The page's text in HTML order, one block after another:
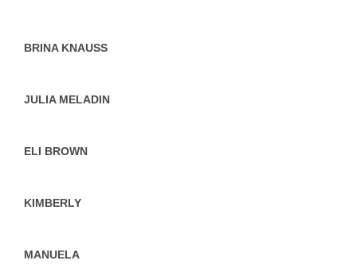
BRINA KNAUSS
JULIA MELADIN
ELI BROWN
KIMBERLY
MANUELA